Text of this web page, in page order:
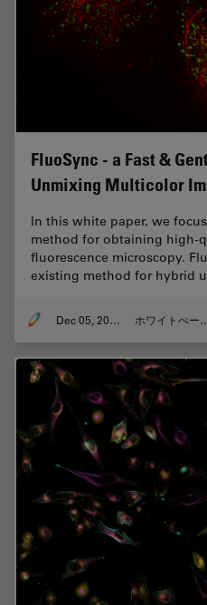
FluoSync - a Fast &
Unmixing Multicolor
In this white paper, we
method for obtaining high-
fluorescence microscopy.
existing method for hybrid
Dec 05, 2022 ホワイ